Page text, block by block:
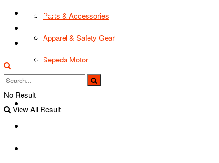
Parts & Accessories
Apparel & Safety Gear
Sepeda Motor
TIPS & TRIK
Tentang Kami
No Result
View All Result